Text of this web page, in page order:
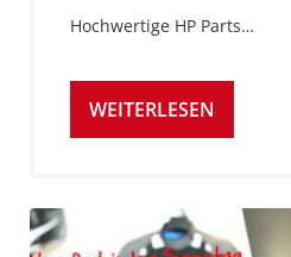
Hochwertige HP Parts…
WEITERLESEN